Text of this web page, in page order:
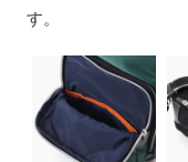
す。